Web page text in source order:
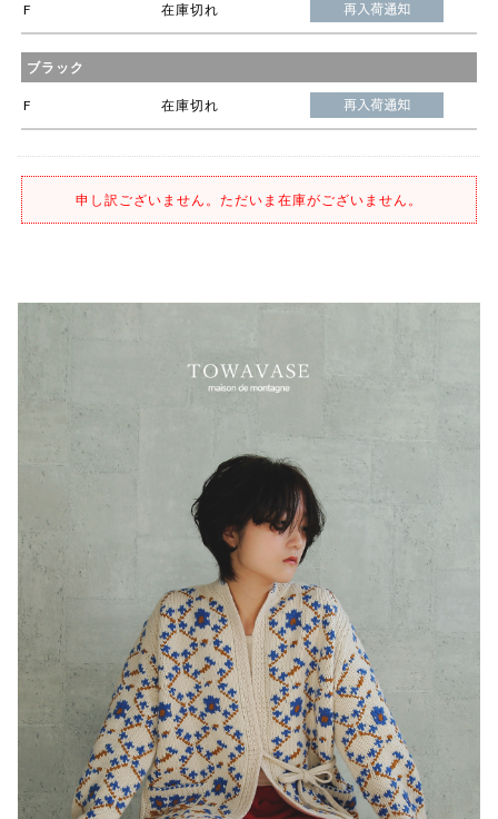
F 在庫切れ
ブラック
F 在庫切れ
申し訳ございません。ただいま在庫がございません。